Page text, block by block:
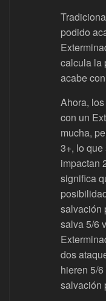
podido
calcula la
acabe
Ahora,
con un
mucha,
3+, lo
impactan
significa
salvación
salva 5/6
dos
hieren 5/
salvación